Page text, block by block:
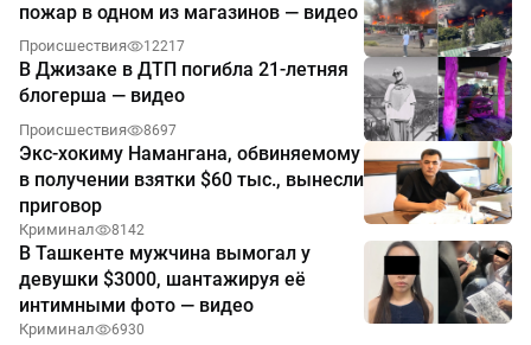
пожар в одном из магазинов — видео
Происшествия 12217
В Джизаке в ДТП погибла 21-летняя
блогерша — видео
Происшествия 8697
Экс-хокиму Намангана, обвиняемому
в получении взятки $60 тыс., вынесли
приговор
Криминал 8142
В Ташкенте мужчина вымогал у
девушки $3000, шантажируя её
интимными фото — видео
Криминал 6930